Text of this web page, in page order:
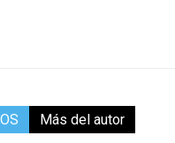
Más del autor